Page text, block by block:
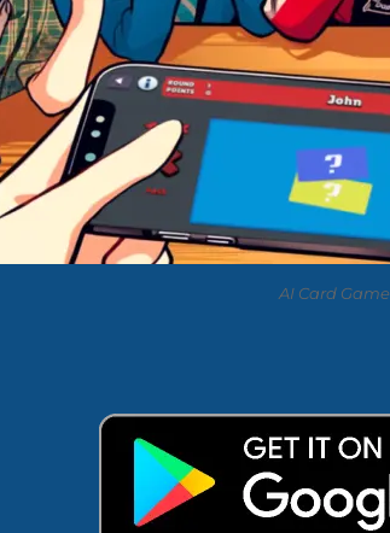
AI Card Game